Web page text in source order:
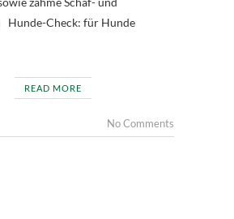
Hunde-Check: für Hunde
READ MORE
No Comments